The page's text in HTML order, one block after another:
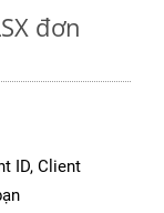
đơn
ID, Client